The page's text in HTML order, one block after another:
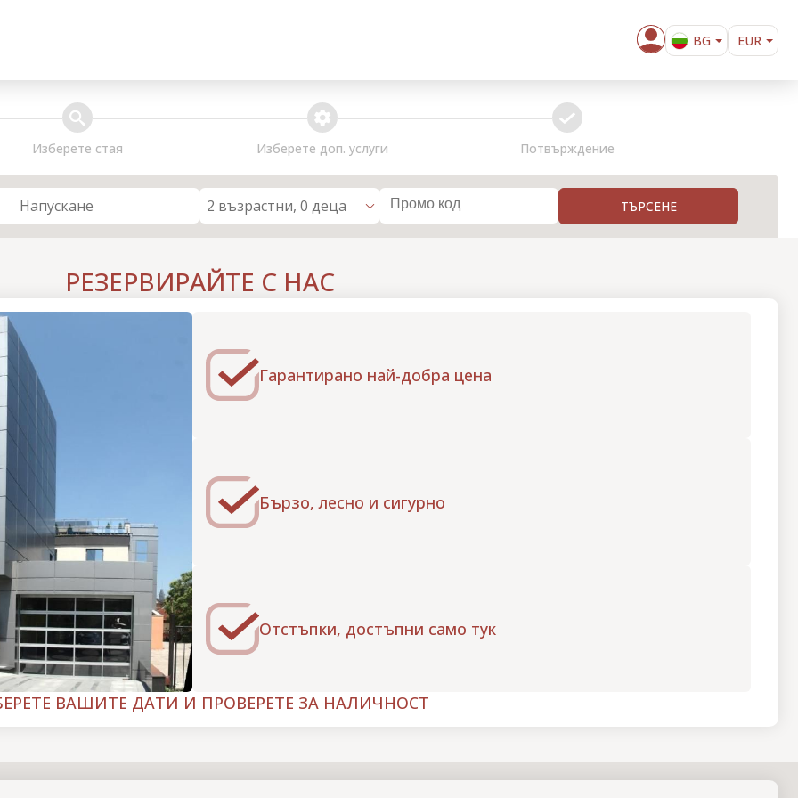
BG
EUR
search
Изберете стая
extra_services
Изберете доп. услуги
confirm
Потвърждение
Напускане 2 възрастни, 0 деца ТЪРСЕНЕ
РЕЗЕРВИРАЙТЕ С НАС
Гарантирано най-добра цена
Бързо, лесно и сигурно
Отстъпки, достъпни само тук
ВАШИТЕ ДАТИ И ПРОВЕРЕТЕ ЗА НАЛИЧНОСТ